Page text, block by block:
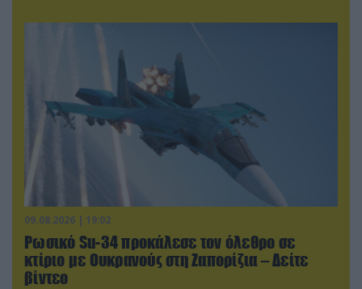
09.08.2026 | 19:02
Ρωσικό Su-34 προκάλεσε τον όλεθρο σε
κτίριο με Ουκρανούς στη Ζαπορίζια – Δείτε
βίντεο